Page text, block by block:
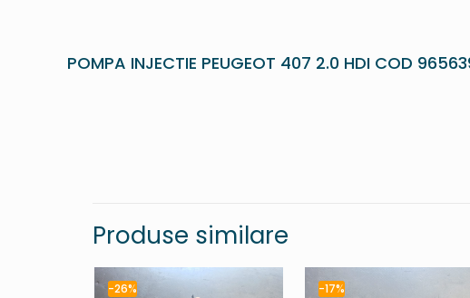
POMPA INJECTIE PEUGEOT 407 2.0 HDI COD
Produse similare
-26% -17%